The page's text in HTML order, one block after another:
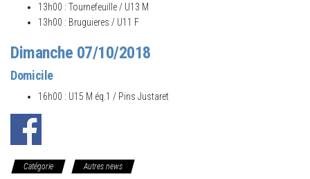
13h00 : Tournefeuille / U13 M
13h00 : Bruguieres / U11 F
Dimanche 07/10/2018
Domicile
16h00 : U15 M éq.1 / Pins Justaret
Catégorie Autres news